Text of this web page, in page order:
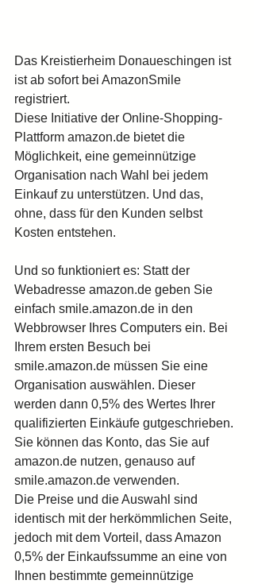
Das Kreistierheim Donaueschingen ist
ist ab sofort bei AmazonSmile
registriert.
Diese Initiative der Online-Shopping-
Plattform amazon.de bietet die
Möglichkeit, eine gemeinnützige
Organisation nach Wahl bei jedem
Einkauf zu unterstützen. Und das,
ohne, dass für den Kunden selbst
Kosten entstehen.
Und so funktioniert es: Statt der
Webadresse amazon.de geben Sie
einfach smile.amazon.de in den
Webbrowser Ihres Computers ein. Bei
Ihrem ersten Besuch bei
smile.amazon.de müssen Sie eine
Organisation auswählen. Dieser
werden dann 0,5% des Wertes Ihrer
qualifizierten Einkäufe gutgeschrieben.
Sie können das Konto, das Sie auf
amazon.de nutzen, genauso auf
smile.amazon.de verwenden.
Die Preise und die Auswahl sind
identisch mit der herkömmlichen Seite,
jedoch mit dem Vorteil, dass Amazon
0,5% der Einkaufssumme an eine von
Ihnen bestimmte gemeinnützige